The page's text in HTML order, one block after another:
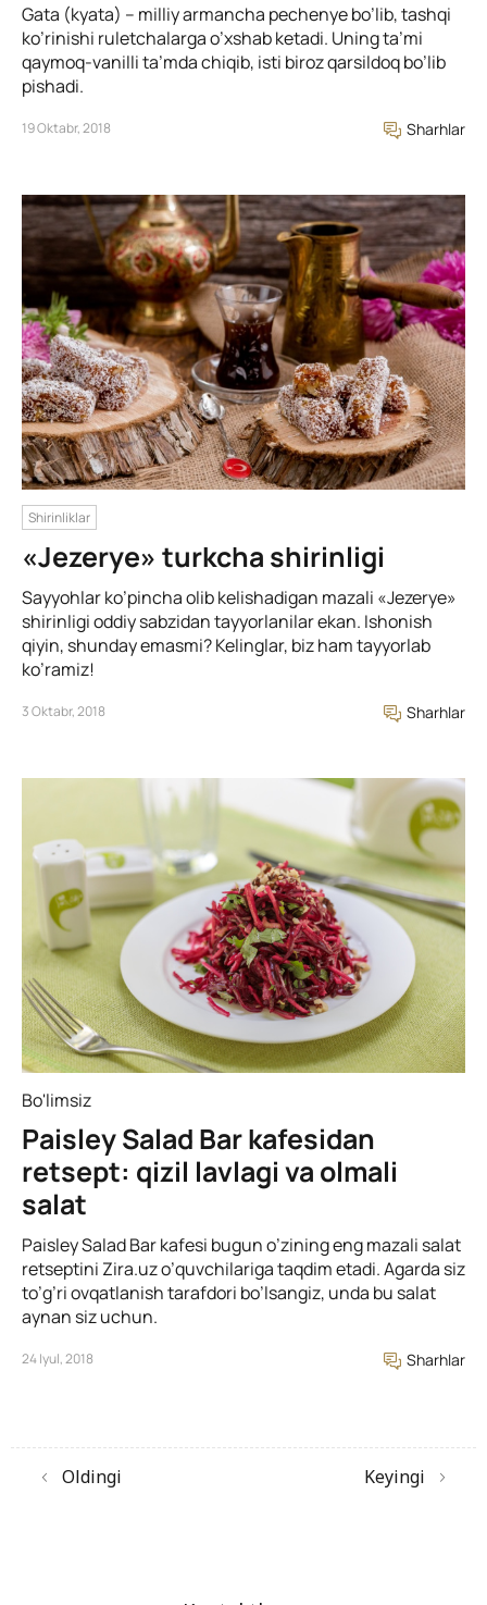
Gata (kyata) – milliy armancha pechenye bo’lib, tashqi
ko’rinishi ruletchalarga o’xshab ketadi. Uning ta’mi
qaymoq-vanilli ta’mda chiqib, isti biroz qarsildoq bo’lib
pishadi.
19 Oktabr, 2018 Sharhlar
Shirinliklar
«Jezerye» turkcha shirinligi
Sayyohlar ko’pincha olib kelishadigan mazali «Jezerye»
shirinligi oddiy sabzidan tayyorlanilar ekan. Ishonish
qiyin, shunday emasmi? Kelinglar, biz ham tayyorlab
ko’ramiz!
3 Oktabr, 2018 Sharhlar
Bo'limsiz
Paisley Salad Bar kafesidan
retsept: qizil lavlagi va olmali
salat
Paisley Salad Bar kafesi bugun o’zining eng mazali salat
retseptini Zira.uz o’quvchilariga taqdim etadi. Agarda siz
to’g’ri ovqatlanish tarafdori bo’lsangiz, unda bu salat
aynan siz uchun.
24 Iyul, 2018 Sharhlar
Oldingi Keyingi